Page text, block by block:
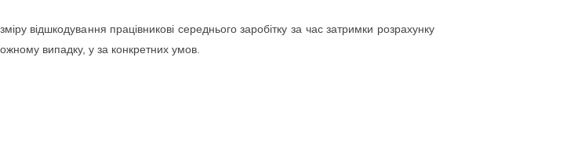
відшкодування працівникові середнього заробітку за час затримки розрахунку
випадку, у за конкретних умов.